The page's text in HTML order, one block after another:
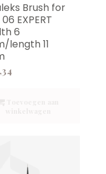
Brush for
EXPERT
6
length 11